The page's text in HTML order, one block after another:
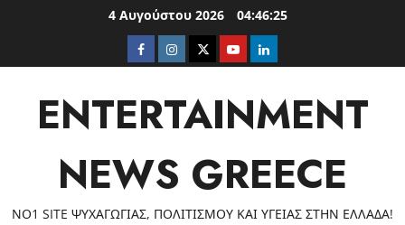
4 Αυγούστου 2026 04:46:26
Facebook
Instagram
TwitterYoutubeLinkedIn
ENTERTAINMENT
NEWS GREECE
ΝΟ1 SITE ΨΥΧΑΓΩΓΊΑΣ, ΠΟΛΙΤΙΣΜΟΎ ΚΑΙ ΥΓΕΊΑΣ ΣΤΗΝ ΕΛΛΆΔΑ!